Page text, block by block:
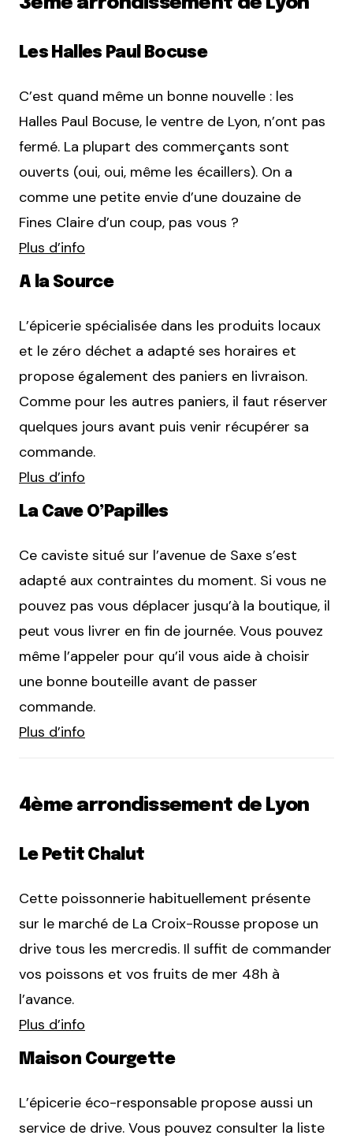
Les Halles Paul Bocuse
C’est quand même un bonne nouvelle : les
Halles Paul Bocuse, le ventre de Lyon, n’ont pas
fermé. La plupart des commerçants sont
ouverts (oui, oui, même les écaillers). On a
comme une petite envie d’une douzaine de
Fines Claire d’un coup, pas vous ?
Plus d’info
A la Source
L’épicerie spécialisée dans les produits locaux
et le zéro déchet a adapté ses horaires et
propose également des paniers en livraison.
Comme pour les autres paniers, il faut réserver
quelques jours avant puis venir récupérer sa
commande.
Plus d’info
La Cave O’Papilles
Ce caviste situé sur l’avenue de Saxe s’est
adapté aux contraintes du moment. Si vous ne
pouvez pas vous déplacer jusqu’à la boutique, il
peut vous livrer en fin de journée. Vous pouvez
même l’appeler pour qu’il vous aide à choisir
une bonne bouteille avant de passer
commande.
Plus d’info
4ème arrondissement de Lyon
Le Petit Chalut
Cette poissonnerie habituellement présente
sur le marché de La Croix-Rousse propose un
drive tous les mercredis. Il suffit de commander
vos poissons et vos fruits de mer 48h à
l’avance.
Plus d’info
Maison Courgette
L’épicerie éco-responsable propose aussi un
service de drive. Vous pouvez consulter la liste